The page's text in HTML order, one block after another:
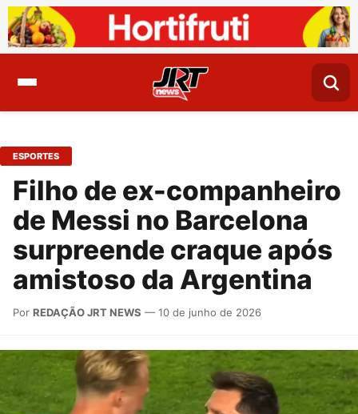
ESPORTES
Filho de ex-companheiro
de Messi no Barcelona
surpreende craque após
amistoso da Argentina
Por REDAÇÃO JRT NEWS — 10 de junho de 2026